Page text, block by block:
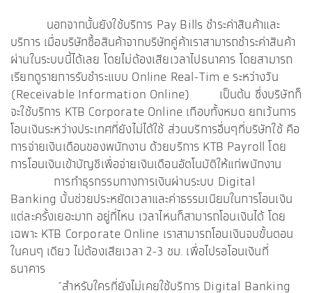
นอกจากนั้นยังใช้บริการ Pay Bills ชำระค่าสินค้าและ
บริการ เมื่อบริษัทซื้อสินค้าจากบริษัทคู่ค้าเราสามารถชำระค่าสินค้า
ผ่านในระบบนี้ได้เลย โดยไม่ต้องเสียเวลาไปธนาคาร โดยสามารถ
เรียกดูรายการรับชำระแบบ Online Real-Tim e ระหว่างวัน
(Receivable Information Online) เป็นต้น ซึ่งบริษัทก็
จะใช้บริการ KTB Corporate Online เกือบทั้งหมด ยกเว้นการ
โอนเงินระหว่างประเทศที่ยังไม่ได้ใช้ ส่วนบริการอื่นๆที่บริษัทใช้ คือ
การจ่ายเงินเดือนของพนักงาน ด้วยบริการ KTB Payroll โดย
การโอนเงินเข้าบัญชีเพื่อจ่ายเงินเดือนอัตโนมัติให้แก่พนักงาน
การทำธุรกรรมทางการเงินผ่านระบบ Digital
Banking นั้นช่วยประหยัดเวลาและค่าธรรมเนียมในการโอนเงิน
แต่ละครั้งเยอะมาก อยู่ที่ไหน เวลาไหนก็สามารถโอนเงินได้ โดย
เฉพาะ KTB Corporate Online เราสามารถโอนเงินจบขั้นตอน
ในคนๆ เดียว ไม่ต้องเสียเวลา 2-3 ชม. เพื่อไปรอโอนเงินที่
ธนาคาร
“สำหรับใครที่ยังไม่เคยใช้บริการ Digital Banking